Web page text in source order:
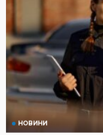
НОВИНИ